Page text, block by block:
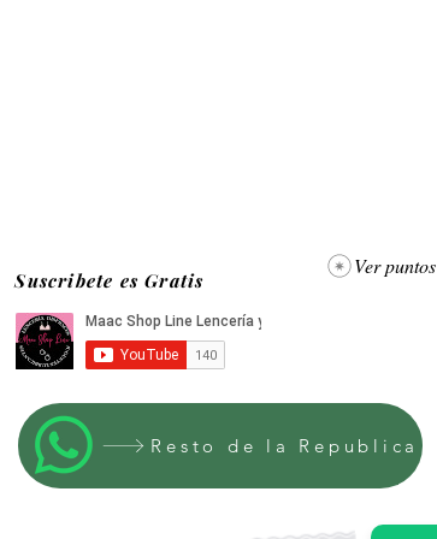
Suscribete es Gratis
Ver puntos
Resto de la Republica